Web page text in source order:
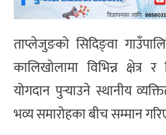
ताप्लेजुङको सिदिङ्वा
कालिखोलामा विभिन्न क्षेत्र र
योगदान पुर्‍याउने स्थानीय
भव्य समारोहका बीच सम्मान